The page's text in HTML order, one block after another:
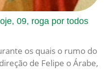
09, roga por todos
os quais o rumo do
de Felipe o Árabe,